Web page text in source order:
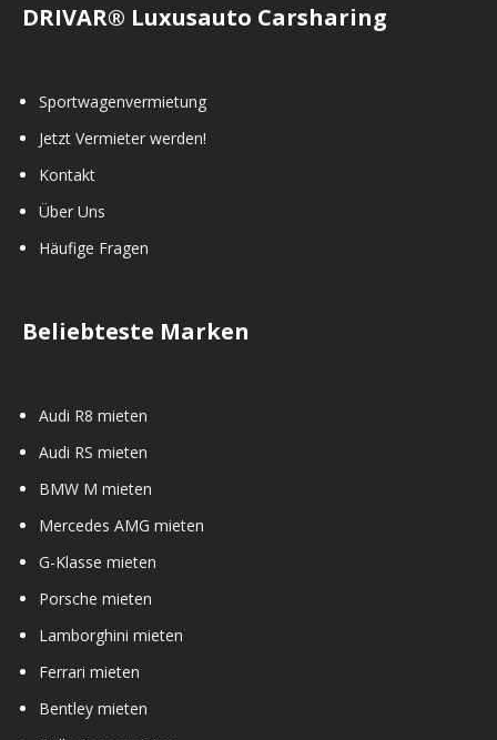
DRIVAR® Luxusauto Carsharing
Sportwagenvermietung
Jetzt Vermieter werden!
Kontakt
Über Uns
Häufige Fragen
Beliebteste Marken
Audi R8 mieten
Audi RS mieten
BMW M mieten
Mercedes AMG mieten
G-Klasse mieten
Porsche mieten
Lamborghini mieten
Ferrari mieten
Bentley mieten